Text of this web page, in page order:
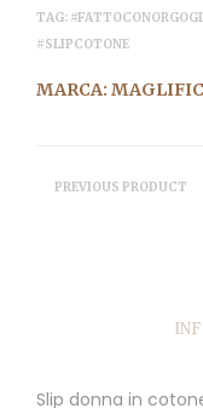
TAG:
#SLIPCOTONE
MARCA:
PREVIOUS PRODUCT
Slip donna in